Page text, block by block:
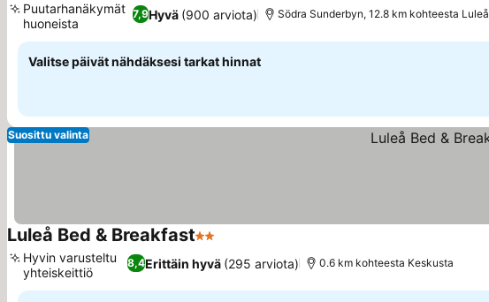
7,9Hyvä (900 arviota)
Puutarhanäkymät
huoneista
Södra Sunderbyn, 12.8 km kohteesta Luleå
Valitse päivät nähdäksesi tarkat hinnat
Suosittu valinta
Luleå Bed & Breakfast2 Tähtiluokitus
8,4Erittäin hyvä (295 arviota)
Hyvin varusteltu
yhteiskeittiö
0.6 km kohteesta Keskusta